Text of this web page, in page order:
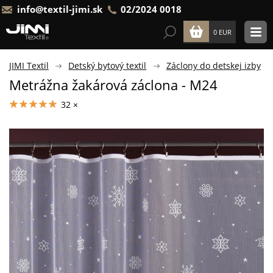
info@textil-jimi.sk 02/2024 0018
0 EUR
JIMI Textil Detský bytový textil Záclony do detskej izby
Metrážna žakárová záclona - M24
32 ×